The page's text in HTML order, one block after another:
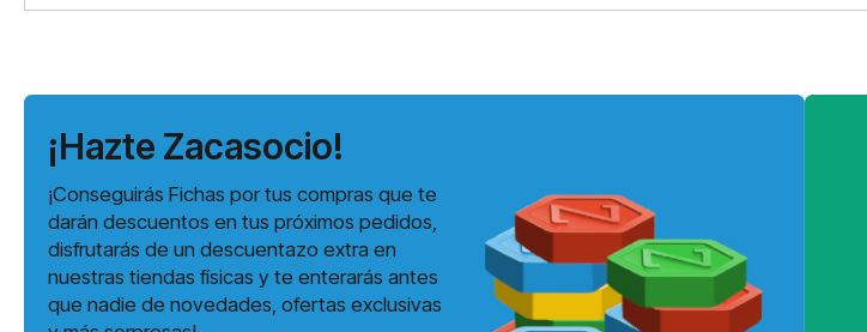
¡Hazte Zacasocio!
¡Conseguirás Fichas por tus compras que te
darán descuentos en tus próximos pedidos,
disfrutarás de un descuentazo extra en
nuestras tiendas físicas y te enterarás antes
que nadie de novedades, ofertas exclusivas